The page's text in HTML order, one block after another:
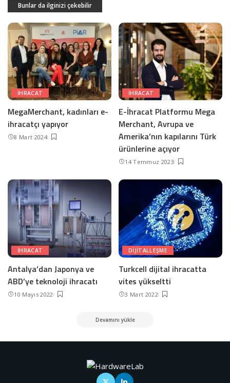
Bunlar da ilginizi çekebilir
İHRACAT
MegaMerchant, kadınları e-
ihracatçı yapıyor
8 Mart 2024
IHRACAT
E-İhracat Platformu Mega
Merchant, Avrupa ve
Amerika’nın kapılarını Türk
ürünlerine açıyor
14 Temmuz 2023
IHRACAT
Antalya’dan Japonya ve
ABD’ye teknoloji ihracatı
10 Mayıs 2022
DIJITALLEŞME
Turkcell dijital ihracatta
vites yükseltti
3 Mart 2022
Devamını yükle